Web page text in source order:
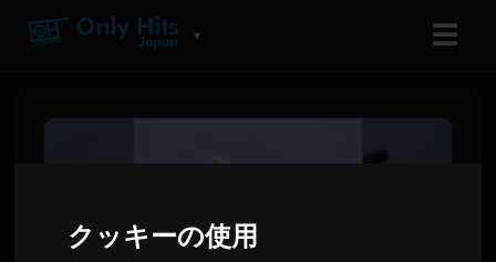
クッキーの使用
▼ ☰